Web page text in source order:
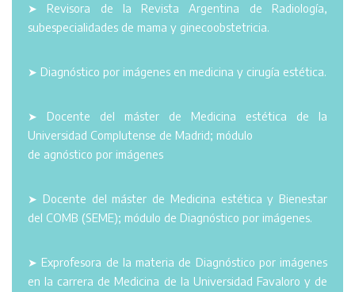
➤ Revisora de la Revista Argentina de Radiología,
subespecialidades de mama y ginecoobstetricia.
➤ Diagnóstico por imágenes en medicina y cirugía estética.
➤ Docente del máster de Medicina estética de la
Universidad Complutense de Madrid; módulo
de agnóstico por imágenes
➤ Docente del máster de Medicina estética y Bienestar
del COMB (SEME); módulo de Diagnóstico por imágenes.
➤ Exprofesora de la materia de Diagnóstico por imágenes
en la carrera de Medicina de la Universidad Favaloro y de